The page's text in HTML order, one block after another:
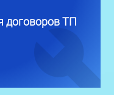
договоров ТП